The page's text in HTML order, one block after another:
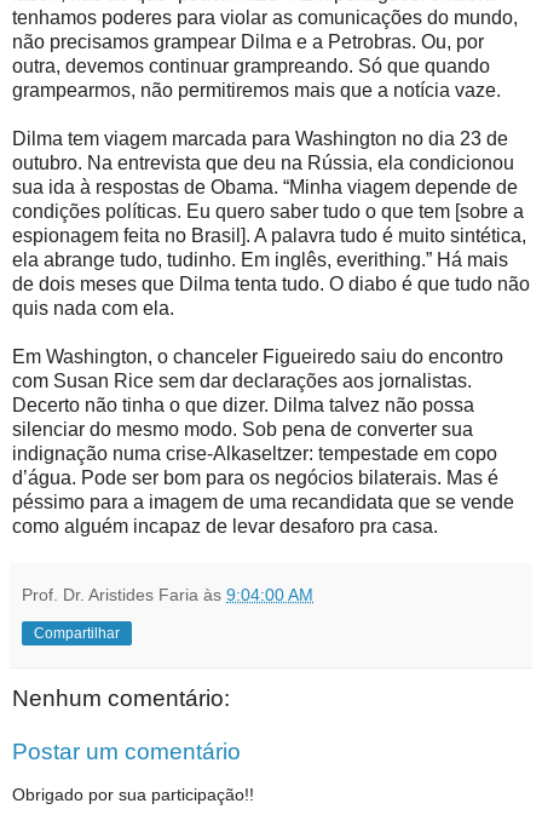
tenhamos poderes para violar as comunicações do mundo,
não precisamos grampear Dilma e a Petrobras. Ou, por
outra, devemos continuar grampreando. Só que quando
grampearmos, não permitiremos mais que a notícia vaze.
Dilma tem viagem marcada para Washington no dia 23 de
outubro. Na entrevista que deu na Rússia, ela condicionou
sua ida à respostas de Obama. “Minha viagem depende de
condições políticas. Eu quero saber tudo o que tem [sobre a
espionagem feita no Brasil]. A palavra tudo é muito sintética,
ela abrange tudo, tudinho. Em inglês, everithing.” Há mais
de dois meses que Dilma tenta tudo. O diabo é que tudo não
quis nada com ela.
Em Washington, o chanceler Figueiredo saiu do encontro
com Susan Rice sem dar declarações aos jornalistas.
Decerto não tinha o que dizer. Dilma talvez não possa
silenciar do mesmo modo. Sob pena de converter sua
indignação numa crise-Alkaseltzer: tempestade em copo
d’água. Pode ser bom para os negócios bilaterais. Mas é
péssimo para a imagem de uma recandidata que se vende
como alguém incapaz de levar desaforo pra casa.
Prof. Dr. Aristides Faria às 9:04:00 AM
Compartilhar
Nenhum comentário:
Postar um comentário
Obrigado por sua participação!!